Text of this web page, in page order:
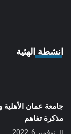
انشطة الهئية
جامعة عمان الأهلية
مذكرة تفاهم